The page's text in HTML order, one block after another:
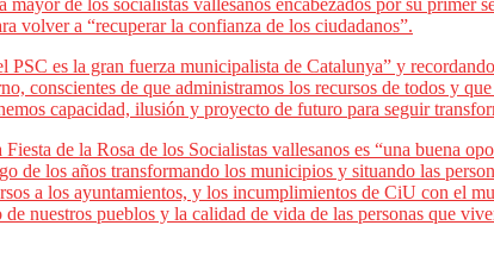
volver a “recuperar la confianza de los ciudadanos”.
es la gran fuerza municipalista de Catalunya” y
conscientes de que administramos los recursos de todos y
capacidad, ilusión y proyecto de futuro para seguir
de la Rosa de los Socialistas vallesanos es “una buena
de los años transformando los municipios y situando las
a los ayuntamientos, y los incumplimientos de CiU con el
nuestros pueblos y la calidad de vida de las personas que